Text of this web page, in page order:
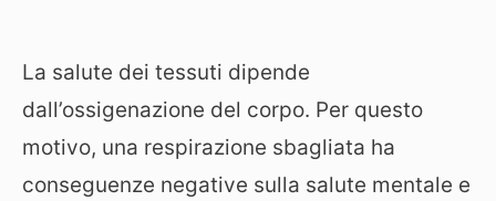
La salute dei tessuti dipende
dall’ossigenazione del corpo. Per questo
motivo, una respirazione sbagliata ha
conseguenze negative sulla salute mentale e